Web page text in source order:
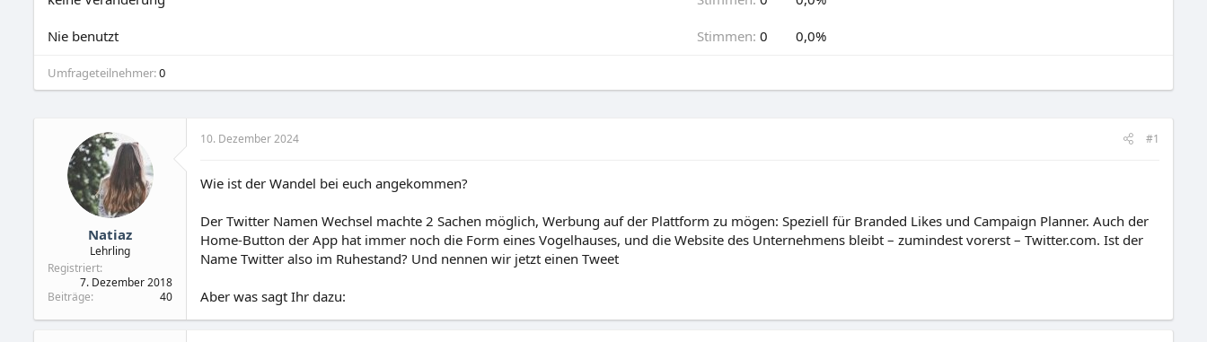
Nie benutzt Stimmen: 0 0,0%
Umfrageteilnehmer 0
Natiaz
Lehrling
Registriert
7. Dezember 2018
Beiträge
40
10. Dezember 2024 #1
Wie ist der Wandel bei euch angekommen?
Der Twitter Namen Wechsel machte 2 Sachen möglich, Werbung auf der Plattform zu mögen: Speziell für Branded Likes und Campaign Planner. Auch der
Home-Button der App hat immer noch die Form eines Vogelhauses, und die Website des Unternehmens bleibt – zumindest vorerst – Twitter.com. Ist der
Name Twitter also im Ruhestand? Und nennen wir jetzt einen Tweet
Aber was sagt Ihr dazu: